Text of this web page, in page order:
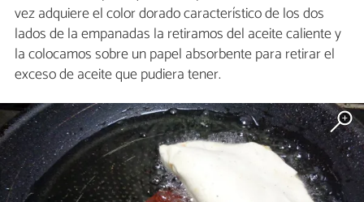
vez adquiere el color dorado característico de los dos
lados de la empanadas la retiramos del aceite caliente y
la colocamos sobre un papel absorbente para retirar el
exceso de aceite que pudiera tener.